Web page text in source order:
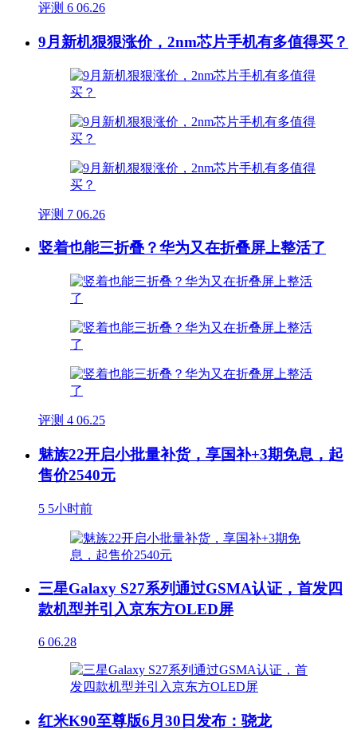
评测 6 06.26
9月新机狠狠涨价，2nm芯片手机有多值得买？
评测 7 06.26
竖着也能三折叠？华为又在折叠屏上整活了
评测 4 06.25
魅族22开启小批量补货，享国补+3期免息，起
售价2540元
5 5小时前
三星Galaxy S27系列通过GSMA认证，首发四
款机型并引入京东方OLED屏
6 06.28
红米K90至尊版6月30日发布：骁龙